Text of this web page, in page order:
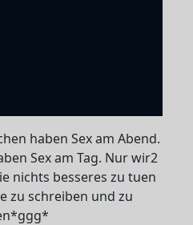
haben Sex am Abend.
Sex am Tag. Nur wir2
nichts besseres zu tuen
zu schreiben und zu